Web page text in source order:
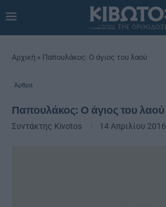
Αρχική » Παπουλάκος: Ο άγιος του λαού
Άρθρα
Παπουλάκος: Ο άγιος του λαού
Συντάκτης Kivotos 14 Απριλίου 2016